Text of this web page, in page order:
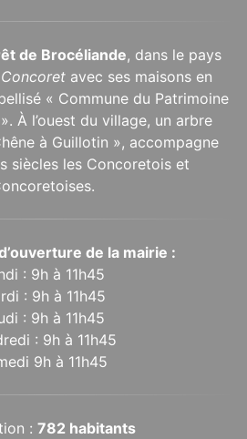
de Brocéliande, dans le pays
Concoret avec ses maisons en
« Commune du Patrimoine
À l’ouest du village, un arbre
à Guillotin », accompagne
siècles les Concoretois et
de la mairie :
: 9h à 11h45
: 9h à 11h45
: 9h à 11h45
: 9h à 11h45
9h à 11h45
: 782 habitants